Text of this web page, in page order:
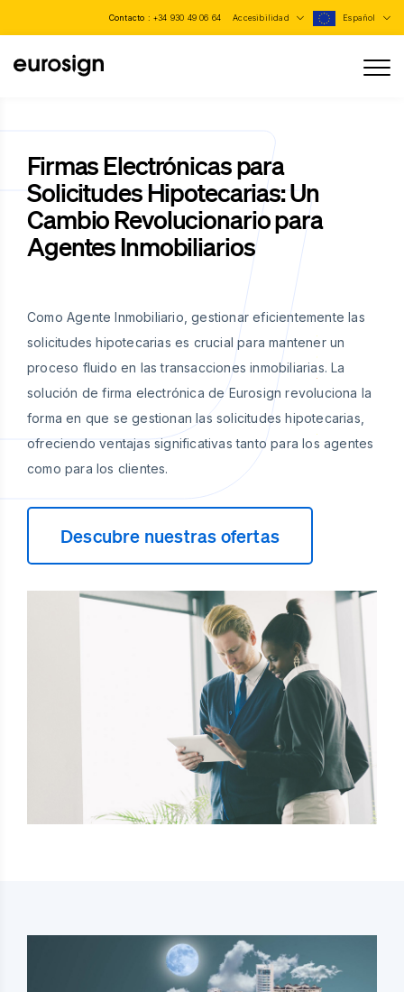
Contacto : +34 930 49 06 64 Accesibilidad Español
Firmas Electrónicas para
Solicitudes Hipotecarias: Un
Cambio Revolucionario para
Agentes Inmobiliarios
Como Agente Inmobiliario, gestionar eficientemente las
solicitudes hipotecarias es crucial para mantener un
proceso fluido en las transacciones inmobiliarias. La
solución de firma electrónica de Eurosign revoluciona la
forma en que se gestionan las solicitudes hipotecarias,
ofreciendo ventajas significativas tanto para los agentes
como para los clientes.
Descubre nuestras ofertas